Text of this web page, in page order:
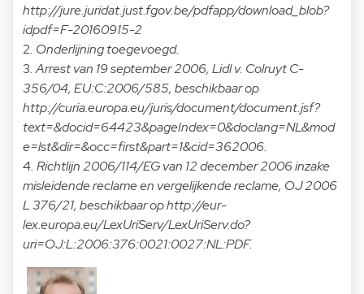
http://jure.juridat.just.fgov.be/pdfapp/download_blob?
idpdf=F-20160915-2
2. Onderlijning toegevoegd.
3. Arrest van 19 september 2006, Lidl v. Colruyt C-
356/04, EU:C:2006/585, beschikbaar op
http://curia.europa.eu/juris/document/document.jsf?
text=&docid=64423&pageIndex=0&doclang=NL&mod
e=lst&dir=&occ=first&part=1&cid=362006.
4. Richtlijn 2006/114/EG van 12 december 2006 inzake
misleidende reclame en vergelijkende reclame, OJ 2006
L 376/21, beschikbaar ophttp://eur-
lex.europa.eu/LexUriServ/LexUriServ.do?
uri=OJ:L:2006:376:0021:0027:NL:PDF.